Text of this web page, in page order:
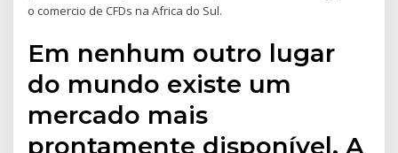
o comercio de CFDs na Africa do Sul.
Em nenhum outro lugar
do mundo existe um
mercado mais
prontamente disponível. A